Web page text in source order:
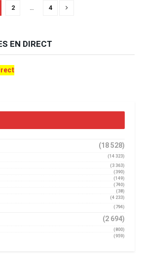
2 … 4
EN DIRECT
(18 528)
(14 323)
(3 363)
(390)
(149)
(740)
(38)
(4 233)
(794)
(2 694)
(800)
(959)